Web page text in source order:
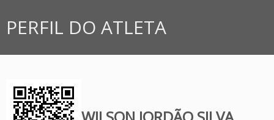
PERFIL DO ATLETA